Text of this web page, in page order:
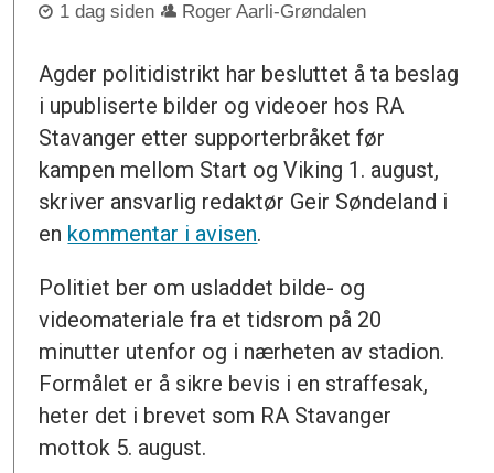
1 dag siden Roger Aarli-Grøndalen
Agder politidistrikt har besluttet å ta beslag
i upubliserte bilder og videoer hos RA
Stavanger etter supporterbråket før
kampen mellom Start og Viking 1. august,
skriver ansvarlig redaktør Geir Søndeland i
en kommentar i avisen.
Politiet ber om usladdet bilde- og
videomateriale fra et tidsrom på 20
minutter utenfor og i nærheten av stadion.
Formålet er å sikre bevis i en straffesak,
heter det i brevet som RA Stavanger
mottok 5. august.